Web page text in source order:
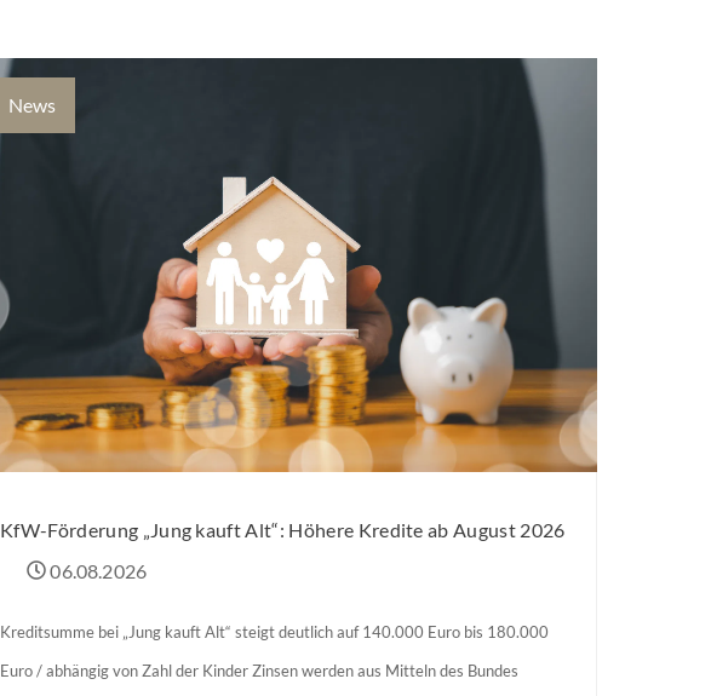
News
KfW-Förderung „Jung kauft Alt“: Höhere Kredite ab August 2026
06.08.2026
Kreditsumme bei „Jung kauft Alt“ steigt deutlich auf 140.000 Euro bis 180.000
Euro / abhängig von Zahl der Kinder Zinsen werden aus Mitteln des Bundes